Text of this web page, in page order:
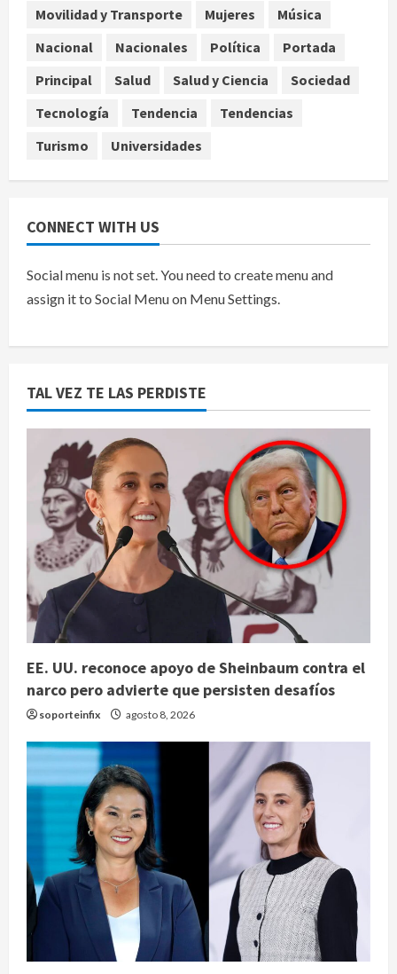
Rolex al equipo de Junior H en el
AICM
Movilidad y Transporte Mujeres
Música
Nacional
Nacionales Política
Portada
Principal
Salud Salud y Ciencia
Sociedad
Tecnología
Tendencia
Tendencias
Turismo
Universidades
CONNECT WITH US
Social menu is not set. You need to create menu and
assign it to Social Menu on Menu Settings.
TAL VEZ TE LAS PERDISTE
EE. UU. reconoce apoyo de Sheinbaum contra el
narco pero advierte que persisten desafíos
soporteinfix agosto 8, 2026